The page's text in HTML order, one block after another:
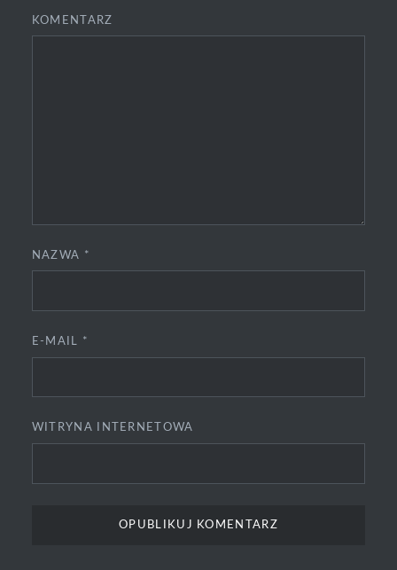
KOMENTARZ
NAZWA *
E-MAIL *
WITRYNA INTERNETOWA